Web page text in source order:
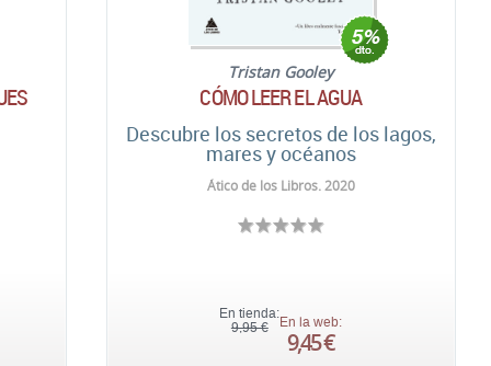
Tristan Gooley
CÓMO LEER EL AGUA
Descubre los secretos de los lagos,
mares y océanos
Ático de los Libros. 2020
En tienda:
9,95 €
En la web:
9,45 €